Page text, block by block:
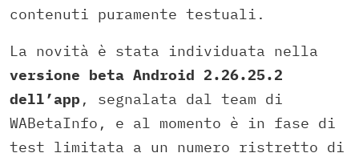
contenuti puramente testuali.
La novità è stata individuata nella
versione beta Android 2.26.25.2
dell’app , segnalata dal team di
WABetaInfo, e al momento è in fase di
test limitata a un numero ristretto di